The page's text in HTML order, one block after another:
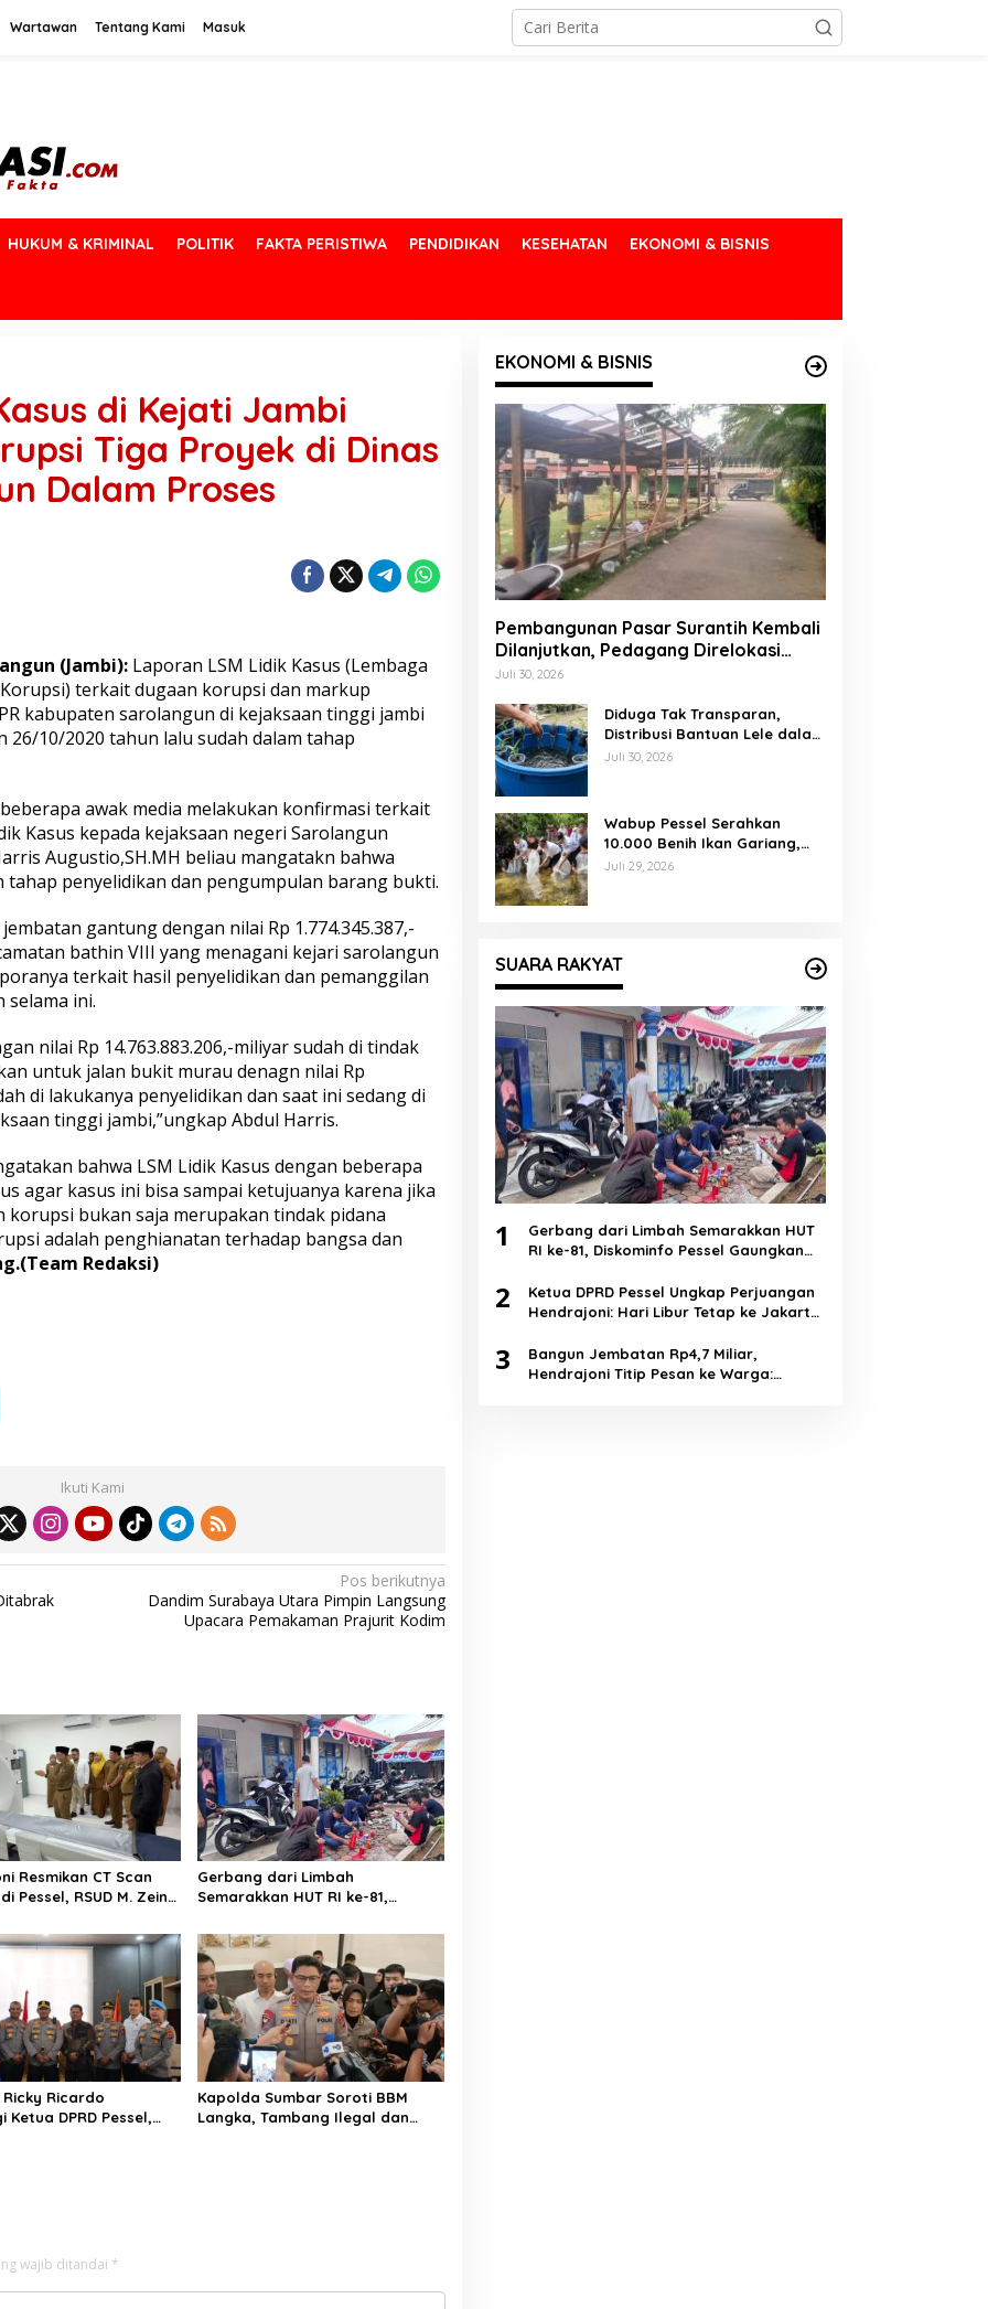
Wartawan Tentang Kami Masuk
HUKUM & KRIMINAL POLITIK FAKTA PERISTIWA PENDIDIKAN KESEHATAN EKONOMI & BISNIS
di Kejati Jambi
Tiga Proyek di Dinas
Dalam Proses
(Jambi):Laporan LSM Lidik Kasus (Lembaga
terkait dugaan korupsi dan markup
kabupaten sarolangun di kejaksaan tinggi jambi
26/10/2020 tahun lalu sudah dalam tahap
awak media melakukan konfirmasi terkait
Kasus kepada kejaksaan negeri Sarolangun
Augustio,SH.MH beliau mangatakn bahwa
tahap penyelidikan dan pengumpulan barang bukti.
gantung dengan nilai Rp 1.774.345.387,-
bathin VIII yang menagani kejari sarolangun
terkait hasil penyelidikan dan pemanggilan
selama ini.
nilai Rp 14.763.883.206,-miliyar sudah di tindak
untuk jalan bukit murau denagn nilai Rp
di lakukanya penyelidikan dan saat ini sedang di
tinggi jambi,”ungkap Abdul Harris.
bahwa LSM Lidik Kasus dengan beberapa
agar kasus ini bisa sampai ketujuanya karena jika
bukan saja merupakan tindak pidana
adalah penghianatan terhadap bangsa dan
Redaksi)
e Ikuti Kami
Pos berikutnya
Dandim Surabaya Utara Pimpin Langsung
Upacara Pemakaman Prajurit Kodim
Resmikan CT Scan
Pessel, RSUD M. Zein
Gerbang dari Limbah
Semarakkan HUT RI ke-81,
Semangat Cinta Lingkungan
Ricardo
Ketua DPRD Pessel,
Kapolda Sumbar Soroti BBM
Langka, Tambang Ilegal dan
wajib ditandai *
EKONOMI & BISNIS
Pembangunan Pasar Surantih Kembali
Dilanjutkan, Pedagang Direlokasi
Sementara ke Lapangan Gadih
Juli 30, 2026
Diduga Tak Transparan,
Distribusi Bantuan Lele dalam
Ember di Koto Taratak Sutera
Juli 30, 2026
Wabup Pessel Serahkan
10.000 Benih Ikan Gariang,
Perkuat Restocking Sungai
Juli 29, 2026
SUARA RAKYAT
1
Gerbang dari Limbah Semarakkan HUT
RI ke-81, Diskominfo Pessel Gaungkan
2
Ketua DPRD Pessel Ungkap Perjuangan
Hendrajoni: Hari Libur Tetap ke Jakarta
3
Bangun Jembatan Rp4,7 Miliar,
Hendrajoni Titip Pesan ke Warga: